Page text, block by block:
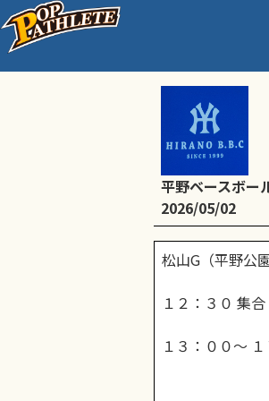
平野ベースボー
2026/05/02
松山G（平野公
１２：３０ 集合
１３：００～